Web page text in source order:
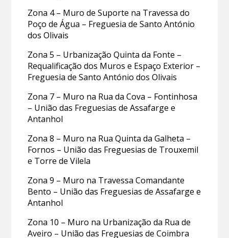
Zona 4 – Muro de Suporte na Travessa do
Poço de Água – Freguesia de Santo António
dos Olivais
Zona 5 – Urbanização Quinta da Fonte –
Requalificação dos Muros e Espaço Exterior –
Freguesia de Santo António dos Olivais
Zona 7 – Muro na Rua da Cova – Fontinhosa
– União das Freguesias de Assafarge e
Antanhol
Zona 8 – Muro na Rua Quinta da Galheta –
Fornos – União das Freguesias de Trouxemil
e Torre de Vilela
Zona 9 – Muro na Travessa Comandante
Bento – União das Freguesias de Assafarge e
Antanhol
Zona 10 – Muro na Urbanização da Rua de
Aveiro – União das Freguesias de Coimbra